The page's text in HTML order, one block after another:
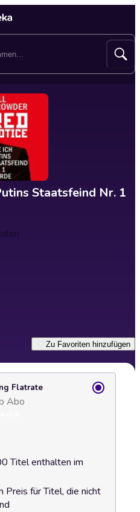
Staatsfeind Nr. 1
Zu Favoriten hinzufügen
Flatrate
Abo
Titel enthalten im
Preis für Titel, die nicht